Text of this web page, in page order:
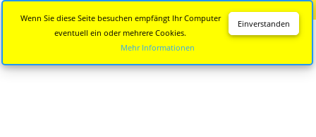
Einverstanden
Wenn Sie diese Seite besuchen empfängt Ihr Computer
eventuell ein oder mehrere Cookies.
Mehr Informationen